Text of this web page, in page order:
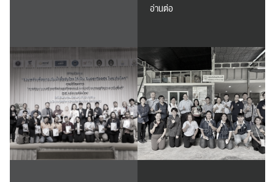
อ่านต่อ
RC Activity